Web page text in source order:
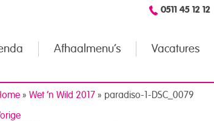
0511 45 12 12
Afhaalmenu’s Vacatures
» Wet ’n Wild 2017 » paradiso-1-DSC_0079